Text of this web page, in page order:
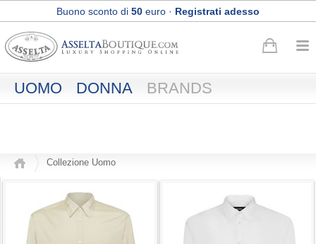
Buono sconto di 50 euro · Registrati adesso
UOMO DONNA BRANDS
Collezione Uomo